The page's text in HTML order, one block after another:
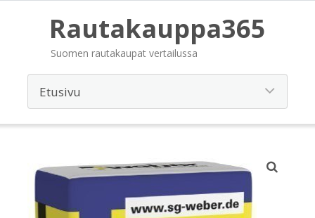
Rautakauppa365
Suomen rautakaupat vertailussa